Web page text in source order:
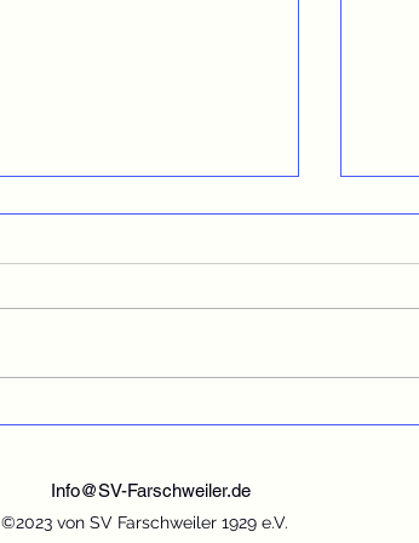
Info@SV-Farschweiler.de
©2023 von SV Farschweiler 1929 e.V.